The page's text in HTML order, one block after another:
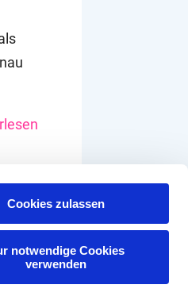
Cookies zulassen
notwendige Cookies
verwenden